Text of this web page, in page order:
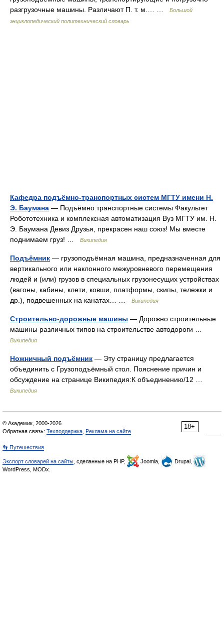
разгрузочные машины. Различают П. т. м.… …
Большой
энциклопедический политехнический словарь
Кафедра подъёмно-транспортных систем МГТУ имени Н.
Э. Баумана — Подъёмно транспортные системы Факультет
Робототехника и комплексная автоматизация Вуз МГТУ им. Н.
Э. Баумана Девиз Друзья, прекрасен наш союз! Мы вместе
поднимаем груз! …
Википедия
Подъёмник — грузоподъёмная машина, предназначенная для
вертикального или наклонного межуровневого перемещения
людей и (или) грузов в специальных грузонесущих устройствах
(вагоны, кабины, клети, ковши, платформы, скипы, тележки и
др.), подвешенных на канатах… …
Википедия
Строительно-дорожные машины — Дорожно строительные
машины различных типов на строительстве автодороги …
Википедия
Ножничный подъёмник — Эту страницу предлагается
объединить с Грузоподъёмный стол. Пояснение причин и
обсуждение на странице Википедия:К объединению/12 …
Википедия
18+
© Академик, 2000-2026
Обратная связь: Техподдержка Реклама на сайте
👣 Путешествия
Экспорт словарей на сайты , сделанные на PHP, Joomla,
Drupal,
WordPress, MODx.